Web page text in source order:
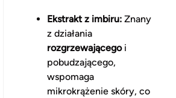
Ekstrakt z imbiru:Znany
z działania
rozgrzewającegoi
pobudzającego,
wspomaga
mikrokrążenie skóry, co